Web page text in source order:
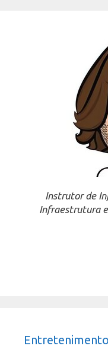
Instrutor de
Infraestrutura
Entretenimento